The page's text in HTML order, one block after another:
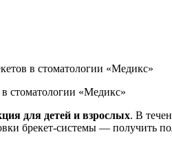
в стоматологии «Медикс»
в стоматологии «Медикс»
для детей и взрослых. В
брекет-системы — получить